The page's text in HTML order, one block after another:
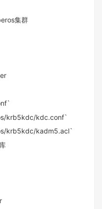
集群
krb5kdc/kdc.conf`
krb5kdc/kadm5.acl`